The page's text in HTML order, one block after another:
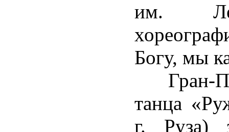
им.
Богу, мы
Гран-
танца
г. Руза)